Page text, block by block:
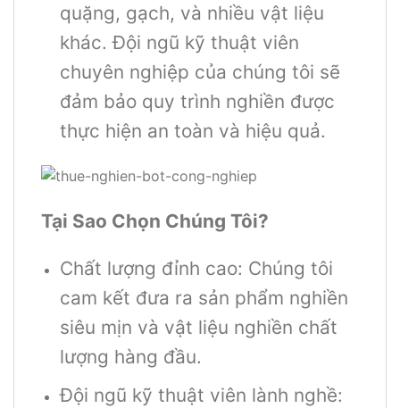
quặng, gạch, và nhiều vật liệu
khác. Đội ngũ kỹ thuật viên
chuyên nghiệp của chúng tôi sẽ
đảm bảo quy trình nghiền được
thực hiện an toàn và hiệu quả.
Tại Sao Chọn Chúng Tôi?
Chất lượng đỉnh cao: Chúng tôi
cam kết đưa ra sản phẩm nghiền
siêu mịn và vật liệu nghiền chất
lượng hàng đầu.
Đội ngũ kỹ thuật viên lành nghề: